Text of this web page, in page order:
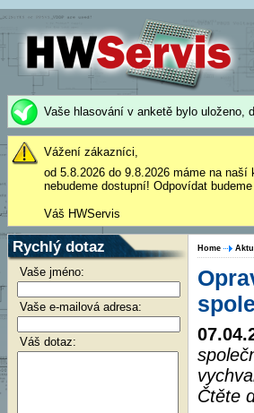
Vaše hlasování v anketě bylo uloženo,
Vážení zákazníci,
od 5.8.2026 do 9.8.2026 máme na
nebudeme dostupní! Odpovídat
Váš HWServis
Rychlý dotaz
Vaše jméno:
Vaše e-mailová adresa:
Váš dotaz:
Home
Čtěte